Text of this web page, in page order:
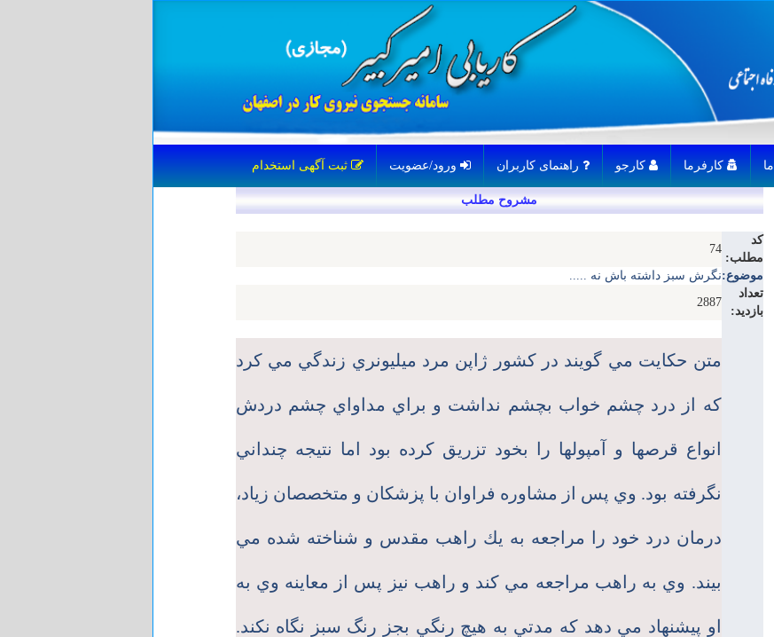
مشروح مطلب
کد
مطلب:
74
موضوع:نگرش سبز داشته باش نه .....
تعداد
بازدید:
2887
متن حكايت مي گويند در كشور ژاپن مرد ميليونري زندگي مي كرد
كه از درد چشم خواب بچشم نداشت و براي مداواي چشم دردش
انواع قرصها و آمپولها را بخود تزريق كرده بود اما نتيجه چنداني
نگرفته بود. وي پس از مشاوره فراوان با پزشكان و متخصصان زياد،
درمان درد خود را مراجعه به يك راهب مقدس و شناخته شده مي
بيند. وي به راهب مراجعه مي كند و راهب نيز پس از معاينه وي به
او پيشنهاد مي دهد كه مدتي به هيچ رنگي بجز رنگ سبز نگاه نكند.